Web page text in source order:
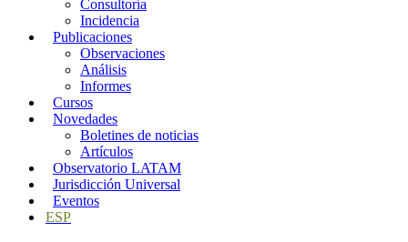
Consultoría
Incidencia
Publicaciones
Observaciones
Análisis
Informes
Cursos
Novedades
Boletines de noticias
Artículos
Observatorio LATAM
Jurisdicción Universal
Eventos
ESP